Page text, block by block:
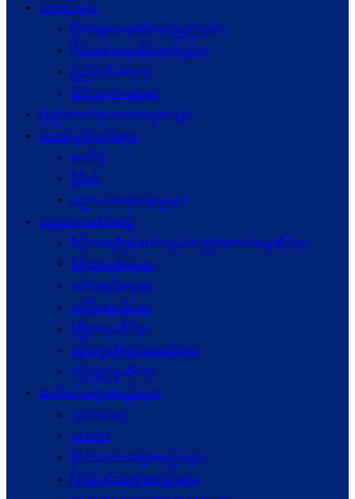
သတင်းများ
ငြိမ်းချမ်းရေးဆိုင်ရာ(ပြည်တွင်း)
ငြိမ်းချမ်းရေးဆိုင်ရာ(ပြည်ပ)
ပြည်တွင်းရေးရာ
နိုင်ငံတကာရေးရာ
ပြည်ထောင်စုသဘောတူစာချုပ်
ဆောင်ရွက်ချက်များ
ဓာတ်ပုံ
ဗွီဒီယို
ပညာပေးဆွေးနွေးမှုများ
ပညာပေးအစီအစဉ်
ဒီမိုကရေစီနှင့်ဖက်ဒရယ်တည်ဆောက်ရေးဆိုင်ရာ
ဒီမိုကရေစီရေးရာ
ဖက်ဒရယ်ရေးရာ
လုံခြုံရေးဆိုင်ရာ
ဖွံဖြိုးရေးဆိုင်ရာ
ပဋိပက္ခ‌ဖြေရှင်းရေးဆိုင်ရာ
ယုံကြည်မှုဆိုင်ရာ
ဆက်စပ်အဖွဲ့အစည်းများ
ကုလသမဂ္ဂ
ASEAN
နိုင်ငံတကာအဖွဲ့အစည်းများ
ပြည်တွင်းအဖွဲ့အစည်းများ